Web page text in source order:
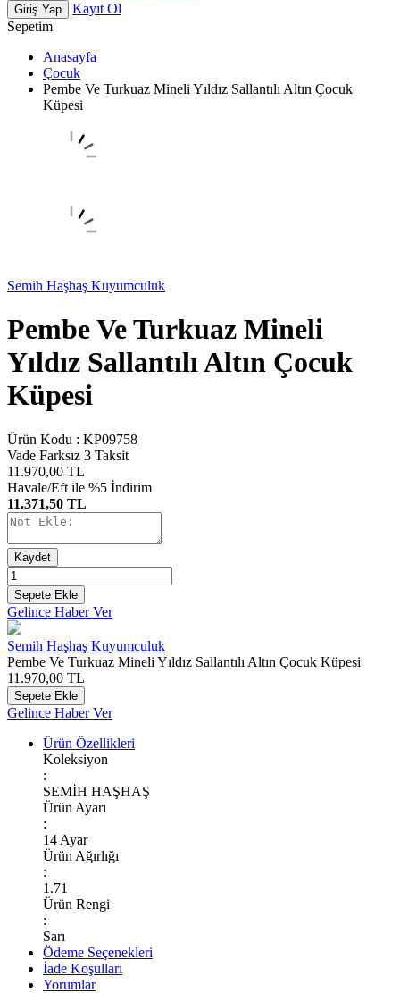
Giriş Yap
Kayıt Ol
Sepetim
Anasayfa
Çocuk
Pembe Ve Turkuaz Mineli Yıldız Sallantılı Altın Çocuk
Küpesi
Semih Haşhaş Kuyumculuk
Pembe Ve Turkuaz Mineli
Yıldız Sallantılı Altın Çocuk
Küpesi
Ürün Kodu : KP09758
Vade Farksız 3 Taksit
11.970,00 TL
Havale/Eft ile %5 İndirim
11.371,50 TL
Kaydet
Sepete Ekle
Gelince Haber Ver
Semih Haşhaş Kuyumculuk
Pembe Ve Turkuaz Mineli Yıldız Sallantılı Altın Çocuk Küpesi
11.970,00 TL
Sepete Ekle
Gelince Haber Ver
Ürün Özellikleri
Koleksiyon
:
SEMİH HAŞHAŞ
Ürün Ayarı
:
14 Ayar
Ürün Ağırlığı
:
1.71
Ürün Rengi
:
Sarı
Ödeme Seçenekleri
İade Koşulları
Yorumlar